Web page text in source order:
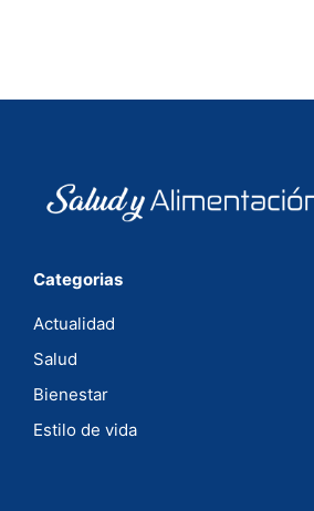
Categorias
Actualidad
Salud
Bienestar
Estilo de vida